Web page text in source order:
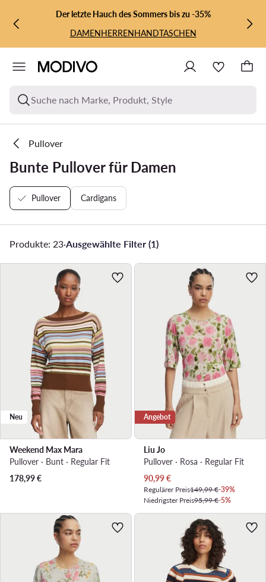
ZUM HAUPTINHALT SPRINGEN
ZUR SUCHEDer letzte Hauch des Sommers bis zu -35%
DAMENHERRENHANDTASCHEN
Suche nach Marke, Produkt, Style
Pullover
Bunte Pullover für Damen
Pullover Cardigans
Produkte: 23·Ausgewählte Filter (1)
Neu
Weekend Max Mara
Pullover · Bunt · Regular Fit
178,99€
Angebot
Liu Jo
Pullover · Rosa · Regular Fit
Aktueller Preis
90,99€
Regulärer Preis149,99 €-39%
Niedrigster Preis95,99 €-5%